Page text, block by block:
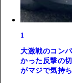
1
大激戦のコン
かった反撃の
がマジで気持